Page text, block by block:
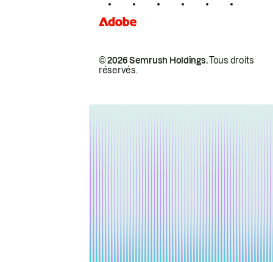
Vanuatu
Wallis-et-Futuna
Yémen
Åland
Îles Cocos
© 2026 Semrush Holdings.Tous droits
réservés.